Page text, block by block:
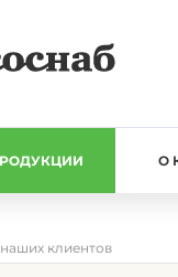
О
клиентов